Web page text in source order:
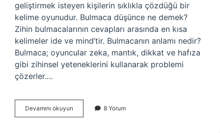
geliştirmek isteyen kişilerin sıklıkla çözdüğü bir
kelime oyunudur. Bulmaca düşünce ne demek?
Zihin bulmacalarının cevapları arasında en kısa
kelimeler ide ve mind’tir. Bulmacanın anlamı nedir?
Bulmaca; oyuncular zeka, mantık, dikkat ve hafıza
gibi zihinsel yeteneklerini kullanarak problemi
çözerler.…
Devamını okuyun Bulmacada
Mahruti
8 Yorum